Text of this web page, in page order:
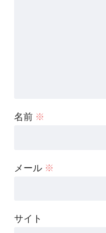
名前 ※
メール ※
サイト